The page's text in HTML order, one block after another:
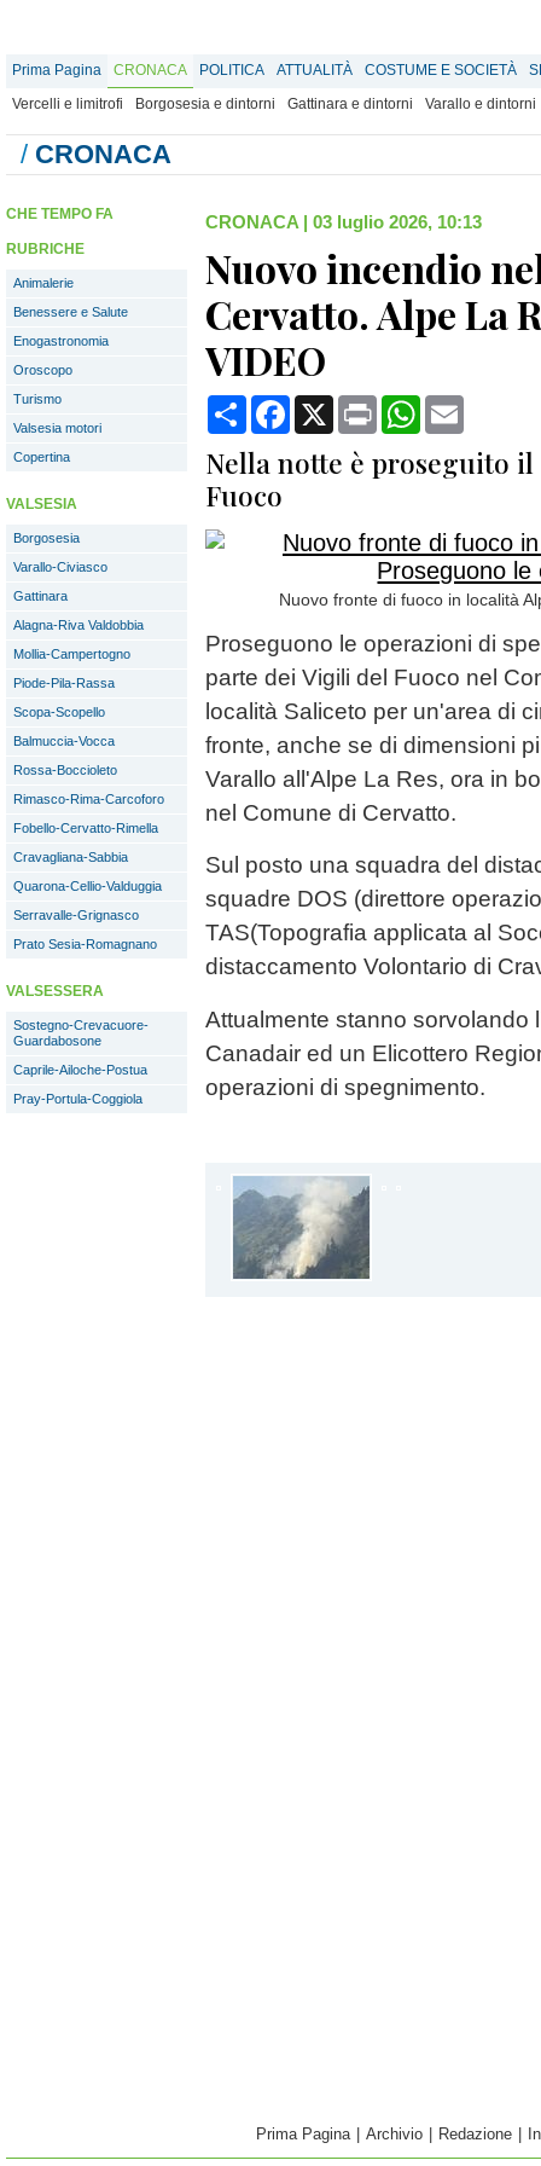
Prima Pagina CRONACA POLITICA ATTUALITÀ COSTUME E SOCIETÀ
Vercelli e limitrofi
Borgosesia e dintorni Gattinara e dintorni Varallo e dintorni
/ CRONACA
CHE TEMPO FA
RUBRICHE
Animalerie
Benessere e Salute
Enogastronomia
Oroscopo
Turismo
Valsesia motori
Copertina
VALSESIA
Borgosesia
Varallo-Civiasco
Gattinara
Alagna-Riva Valdobbia
Mollia-Campertogno
Piode-Pila-Rassa
Scopa-Scopello
Balmuccia-Vocca
Rossa-Boccioleto
Rimasco-Rima-Carcoforo
Fobello-Cervatto-Rimella
Cravagliana-Sabbia
Quarona-Cellio-Valduggia
Serravalle-Grignasco
Prato Sesia-Romagnano
VALSESSERA
Sostegno-Crevacuore-
Guardabosone
Caprile-Ailoche-Postua
Pray-Portula-Coggiola
CRONACA | 03 luglio 2026, 10:13
Nuovo incendio
Cervatto. Alpe La
VIDEO
CondividiFacebook
X Print WhatsApp
Nella notte è proseguito
Fuoco
Nuovo fronte di fuoco in località
Proseguono le operazioni di
parte dei Vigili del Fuoco nel
località Saliceto per un'area di
fronte, anche se di dimensioni
Varallo all'Alpe La Res, ora in
nel Comune di Cervatto.
Sul posto una squadra del
squadre DOS (direttore
TAS(Topografia applicata al
distaccamento Volontario di
Attualmente stanno sorvolando
Canadair ed un Elicottero
operazioni di spegnimento.
Prima Pagina Archivio Redazione